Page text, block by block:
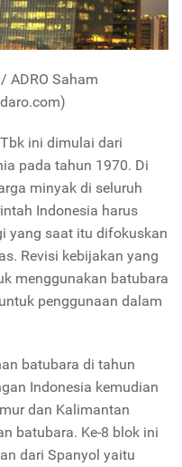
ADRO Saham
ini dimulai dari
pada tahun 1970. Di
minyak di seluruh
Indonesia harus
yang saat itu difokuskan
Revisi kebijakan yang
menggunakan batubara
penggunaan dalam
batubara di tahun
Indonesia kemudian
dan Kalimantan
batubara. Ke-8 blok ini
dari Spanyol yaitu